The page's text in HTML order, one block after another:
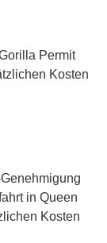
Permit
Kosten
in Queen
Kosten